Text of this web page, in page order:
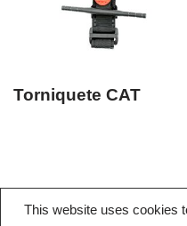
Torniquete CAT
This website uses cookies